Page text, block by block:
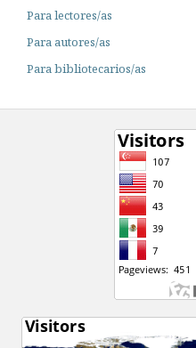
Para lectores/as
Para autores/as
Para bibliotecarios/as